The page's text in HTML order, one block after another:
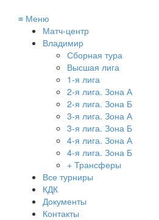
≡ Меню
Матч-центр
Владимир
Сборная тура
Высшая лига
1-я лига
2-я лига. Зона А
2-я лига. Зона Б
3-я лига. Зона А
3-я лига. Зона Б
4-я лига. Зона А
4-я лига. Зона Б
+ Трансферы
Все турниры
КДК
Документы
Контакты